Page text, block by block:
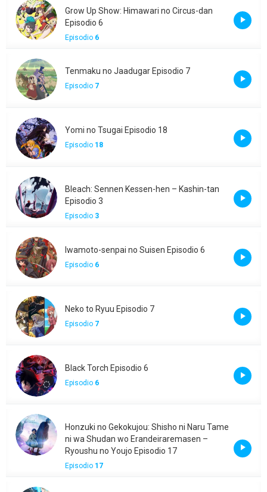
Grow Up Show: Himawari no Circus-dan
Episodio 6
Episodio 6
Tenmaku no Jaadugar Episodio 7
Episodio 7
Yomi no Tsugai Episodio 18
Episodio 18
Bleach: Sennen Kessen-hen – Kashin-tan
Episodio 3
Episodio 3
Iwamoto-senpai no Suisen Episodio 6
Episodio 6
Neko to Ryuu Episodio 7
Episodio 7
Black Torch Episodio 6
Episodio 6
Honzuki no Gekokujou: Shisho ni Naru Tame
ni wa Shudan wo Erandeiraremasen –
Ryoushu no Youjo Episodio 17
Episodio 17